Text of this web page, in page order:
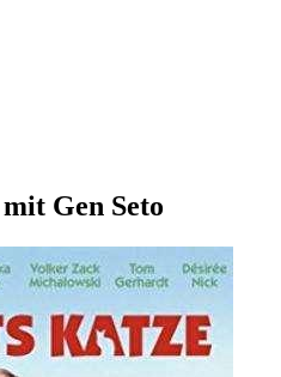
Gen Seto